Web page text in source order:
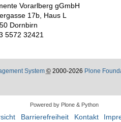
Vorarlberg gGmbH
17b, Haus L
Dornbirn
5572 32421
System ©2000-2026 Plone
Powered by Plone & Python
Barrierefreiheit Kontakt